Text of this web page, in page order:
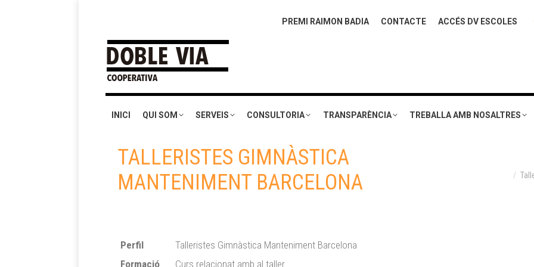
PREMI RAIMON BADIA CONTACTE ACCÉS DV ESCOLES
INICI QUI SOM SERVEIS CONSULTORIA TRANSPARÈNCIA TREBALLA AMB NOSALTRES
TALLERISTES GIMNÀSTICA
MANTENIMENT BARCELONA
Perfil
Talleristes Gimnàstica Manteniment Barcelona
Formació
Curs relacionat amb al taller